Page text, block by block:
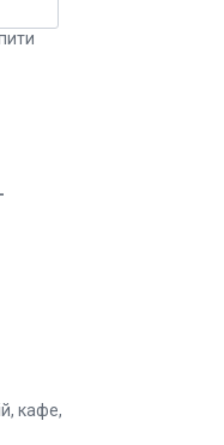
кафе,